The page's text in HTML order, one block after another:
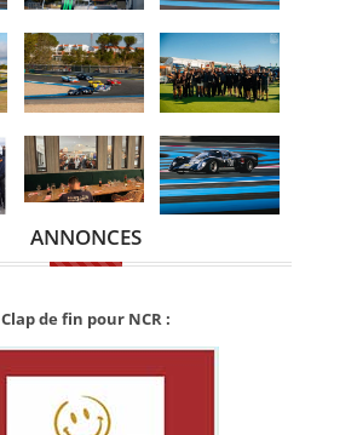
ANNONCES
Clap de fin pour NCR :